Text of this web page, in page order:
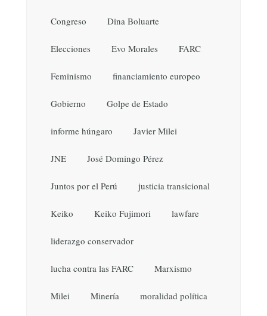
Congreso Dina Boluarte
Elecciones Evo Morales FARC
Feminismo financiamiento europeo
Gobierno Golpe de Estado
informe húngaro Javier Milei
JNE José Domingo Pérez
Juntos por el Perú justicia transicional
Keiko Keiko Fujimori lawfare
liderazgo conservador
lucha contra las FARC Marxismo
Milei Minería moralidad política